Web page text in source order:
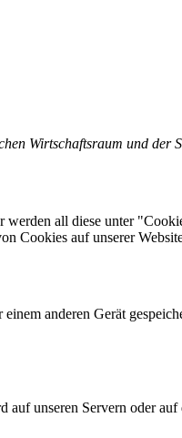
Wirtschaftsraum und der
all diese unter
Cookies auf unserer
anderen Gerät
unseren Servern oder auf